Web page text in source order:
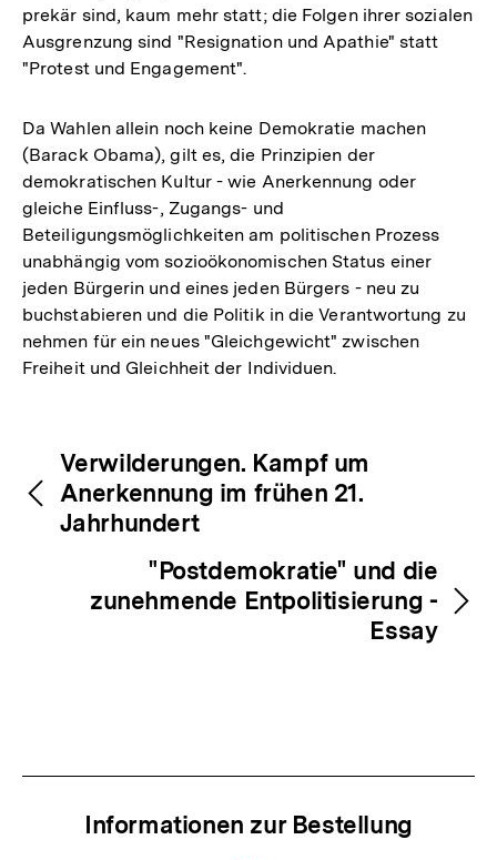
prekär sind, kaum mehr statt; die Folgen ihrer sozialen
Ausgrenzung sind "Resignation und Apathie" statt
"Protest und Engagement".
Da Wahlen allein noch keine Demokratie machen
(Barack Obama), gilt es, die Prinzipien der
demokratischen Kultur - wie Anerkennung oder
gleiche Einfluss-, Zugangs- und
Beteiligungsmöglichkeiten am politischen Prozess
unabhängig vom sozioökonomischen Status einer
jeden Bürgerin und eines jeden Bürgers - neu zu
buchstabieren und die Politik in die Verantwortung zu
nehmen für ein neues "Gleichgewicht" zwischen
Freiheit und Gleichheit der Individuen.
Inhaltsnavigation
Inhaltsnavigation
Verwilderungen. Kampf um
Anerkennung im frühen 21.
Jahrhundert
"Postdemokratie" und die
zunehmende Entpolitisierung -
Essay
Informationen zur Bestellung